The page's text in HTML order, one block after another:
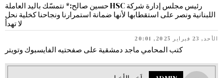
رئيس مجلس إدارة شركة HSC حسين صالح:* نتمسّك باليد العاملة
اللبنانية ونصر على استقطابها لأنها ضمانة استمرارنا ونجاحنا كخلية نحل
لا تهدأ
الأحد, 23 فبراير 2025, 20:01
كتب المحامي ماجد دمشقية على صفحتيه الفايسبوك وتويتر